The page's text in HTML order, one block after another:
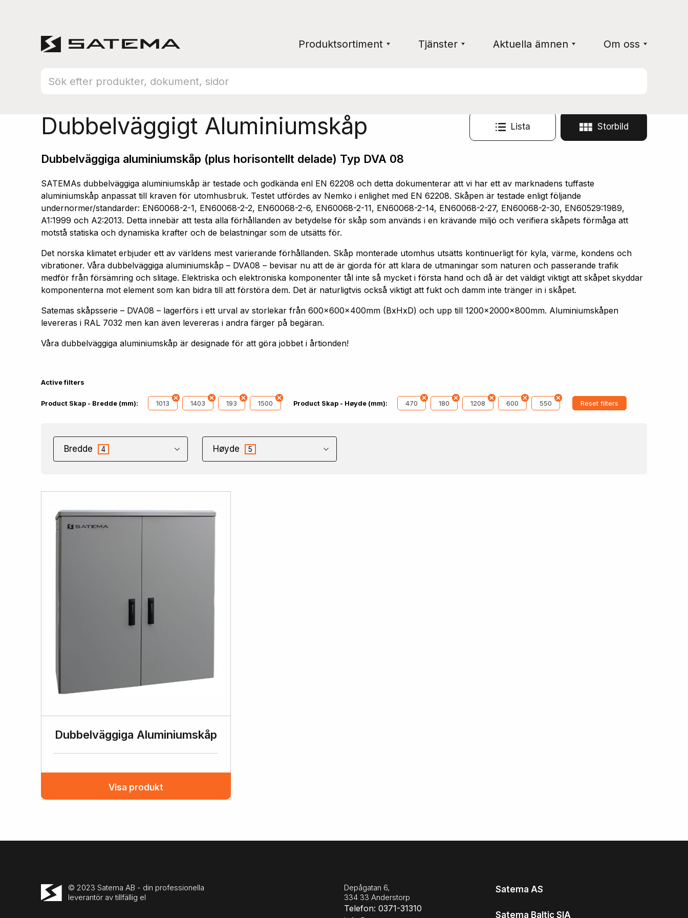
Produktsortiment Tjänster Aktuella ämnen Om oss
Hem Produktsortiment Aluminiumskåp
Dubbelväggigt Aluminiumskåp Lista Storbild
Dubbelväggiga aluminiumskåp (plus horisontellt delade) Typ DVA 08
SATEMAs dubbelväggiga aluminiumskåp är testade och godkända enl EN 62208 och detta dokumenterar att vi har ett av marknadens tuffaste
aluminiumskåp anpassat till kraven för utomhusbruk. Testet utfördes av Nemko i enlighet med EN 62208. Skåpen är testade enligt följande
undernormer/standarder: EN60068-2-1, EN60068-2-2, EN60068-2-6, EN60068-2-11, EN60068-2-14, EN60068-2-27, EN60068-2-30, EN60529:1989,
A1:1999 och A2:2013. Detta innebär att testa alla förhållanden av betydelse för skåp som används i en krävande miljö och verifiera skåpets förmåga att
motstå statiska och dynamiska krafter och de belastningar som de utsätts för.
Det norska klimatet erbjuder ett av världens mest varierande förhållanden. Skåp monterade utomhus utsätts kontinuerligt för kyla, värme, kondens och
vibrationer. Våra dubbelväggiga aluminiumskåp – DVA08 – bevisar nu att de är gjorda för att klara de utmaningar som naturen och passerande trafik
medför från försämring och slitage. Elektriska och elektroniska komponenter tål inte så mycket i första hand och då är det väldigt viktigt att skåpet skyddar
komponenterna mot element som kan bidra till att förstöra dem. Det är naturligtvis också viktigt att fukt och damm inte tränger in i skåpet.
Satemas skåpsserie – DVA08 – lagerförs i ett urval av storlekar från 600x600x400mm (BxHxD) och upp till 1200x2000x800mm. Aluminiumskåpen
levereras i RAL 7032 men kan även levereras i andra färger på begäran.
Våra dubbelväggiga aluminiumskåp är designade för att göra jobbet i årtionden!
Active filters
Product Skap - Bredde (mm): 1013 1403 193 1500 Product Skap - Høyde (mm): 470 180 1208 600 550 Reset filters
Bredde 4 Høyde 5
Dubbelväggiga Aluminiumskåp
Visa produkt
© 2023 Satema AB - din professionella
leverantör av tillfällig el
Depågatan 6,
334 33 Anderstorp
Telefon: 0371-31310
Satema AS
Satema Baltic SIA